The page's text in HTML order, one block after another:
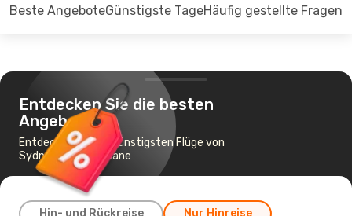
Beste AngeboteGünstigste TageHäufig gestellte Fragen
Entdecken Sie die besten
Angebote
Entdecken Sie die günstigsten Flüge von
Sydney nach Brisbane
Hin- und Rückreise Nur Hinreise